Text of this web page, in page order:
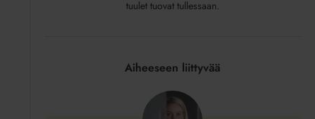
tuulet tuovat tullessaan.
Aiheeseen liittyvää